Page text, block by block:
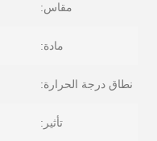
مقاس:
مادة:
نطاق درجة الحرارة:
تأثير: